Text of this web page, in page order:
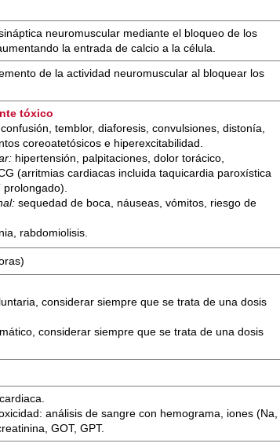
neuromuscular mediante el bloqueo de los
la entrada de calcio a la célula.
de la actividad neuromuscular al bloquear los
tóxico
confusión, temblor, diaforesis, convulsiones, distonía,
coreoatetósicos e hiperexcitabilidad.
hipertensión, palpitaciones, dolor torácico,
(arritmias cardiacas incluida taquicardia paroxística
sequedad de boca, náuseas, vómitos, riesgo de
rabdomiolisis.
considerar siempre que se trata de una dosis
considerar siempre que se trata de una dosis
análisis de sangre con hemograma, iones (Na,
GOT, GPT.